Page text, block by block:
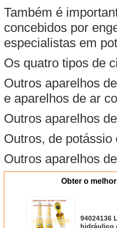
Também é
concebidos por
especialistas em
Os quatro tipos de
Outros aparelhos
e aparelhos de ar
Outros aparelhos
Outros, de potássio
Outros aparelhos
Obter o
94024136
hidráulico